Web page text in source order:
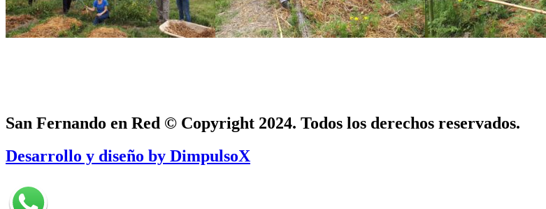
San Fernando en Red © Copyright 2024. Todos los derechos reservados.
Desarrollo y diseño by DimpulsoX